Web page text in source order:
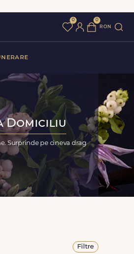
0 0
ron
Domiciliu
Surprinde pe cineva drag
Filtre